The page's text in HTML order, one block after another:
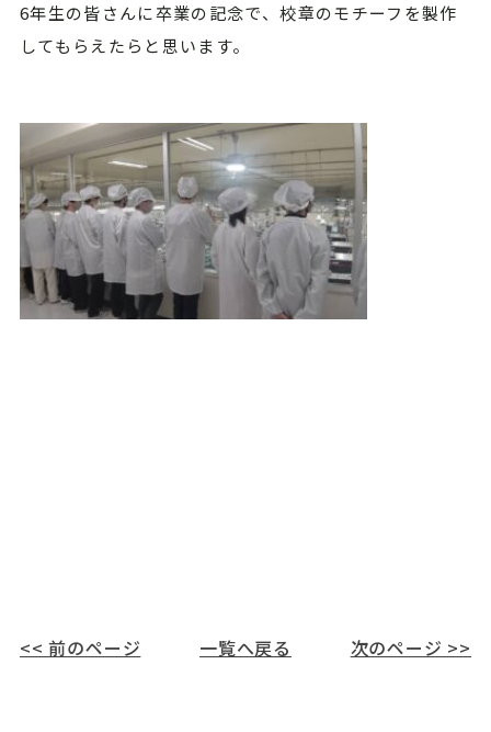
6年生の皆さんに卒業の記念で、校章のモチーフを製作
してもらえたらと思います。
<< 前のページ 一覧へ戻る 次のページ >>